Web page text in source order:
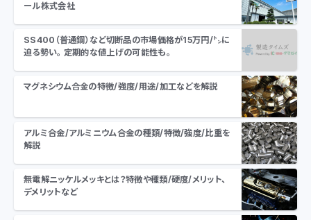
ール株式会社
SS400（普通鋼）など切断品の市場価格が15万円/㌧に
迫る勢い。 定期的な値上げの可能性も。
マグネシウム合金の特徴/強度/用途/加工などを解説
アルミ合金/アルミニウム合金の種類/特徴/強度/比重を
解説
無電解ニッケルメッキとは？特徴や種類/硬度/メリット、
デメリットなど